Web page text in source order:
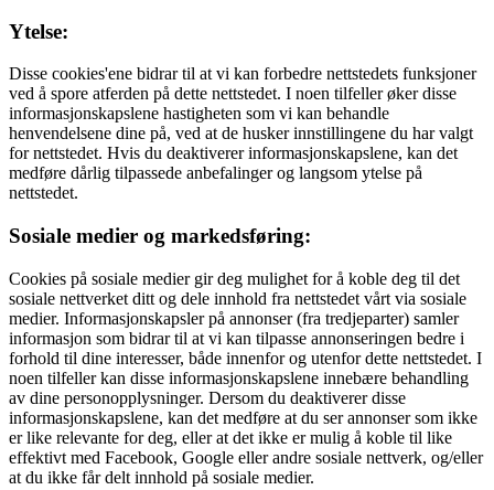
Ytelse:
Disse cookies'ene bidrar til at vi kan forbedre nettstedets funksjoner
ved å spore atferden på dette nettstedet. I noen tilfeller øker disse
informasjonskapslene hastigheten som vi kan behandle
henvendelsene dine på, ved at de husker innstillingene du har valgt
for nettstedet. Hvis du deaktiverer informasjonskapslene, kan det
medføre dårlig tilpassede anbefalinger og langsom ytelse på
nettstedet.
Sosiale medier og markedsføring:
Cookies på sosiale medier gir deg mulighet for å koble deg til det
sosiale nettverket ditt og dele innhold fra nettstedet vårt via sosiale
medier. Informasjonskapsler på annonser (fra tredjeparter) samler
informasjon som bidrar til at vi kan tilpasse annonseringen bedre i
forhold til dine interesser, både innenfor og utenfor dette nettstedet. I
noen tilfeller kan disse informasjonskapslene innebære behandling
av dine personopplysninger. Dersom du deaktiverer disse
informasjonskapslene, kan det medføre at du ser annonser som ikke
er like relevante for deg, eller at det ikke er mulig å koble til like
effektivt med Facebook, Google eller andre sosiale nettverk, og/eller
at du ikke får delt innhold på sosiale medier.